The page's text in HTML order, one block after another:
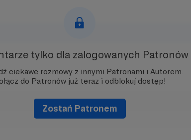
tylko dla zalogowanych Patronów
ciekawe rozmowy z innymi Patronami i Autorem.
do Patronów już teraz i odblokuj dostęp!
Zostań Patronem